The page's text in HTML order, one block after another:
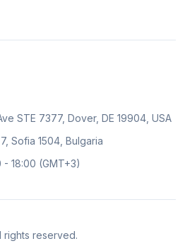
STE 7377, Dover, DE 19904, USA
Sofia 1504, Bulgaria
18:00 (GMT+3)
rights reserved.